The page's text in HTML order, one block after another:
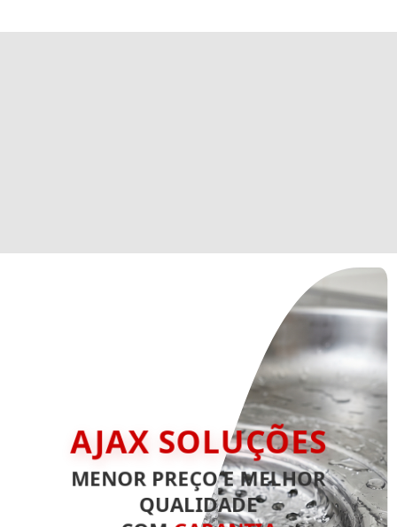
AJAX SOLUÇÕES
MENOR PREÇO E MELHOR
QUALIDADE